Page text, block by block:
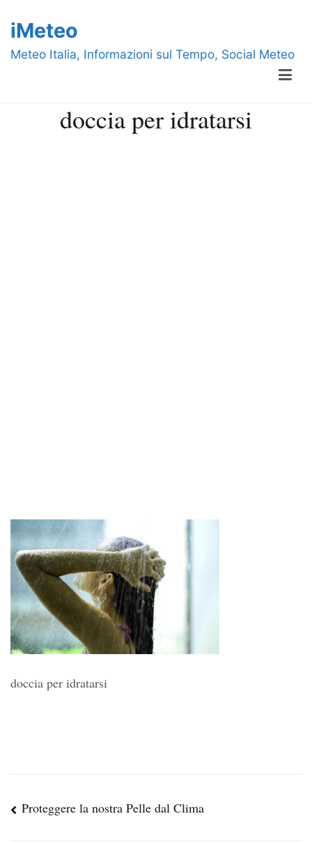
contenuto
iMeteo
Meteo Italia, Informazioni sul Tempo, Social Meteo
doccia per idratarsi
doccia per idratarsi
Navigazione
Proteggere la nostra Pelle dal Clima